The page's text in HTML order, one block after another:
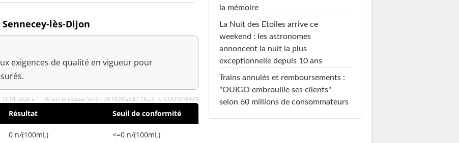
lès-Dijon
exigences de qualité en vigueur pour
01-2026 à 11:40 sur le réseau SIAEP DE NORGE ET TILLE, R. COUTERNON
Résultat Seuil de conformité
0 n/(100mL) <=0 n/(100mL)
la mémoire
La Nuit des Etoiles arrive ce
weekend : les astronomes
annoncent la nuit la plus
exceptionnelle depuis 10 ans
Trains annulés et remboursements :
"OUIGO embrouille ses clients"
selon 60 millions de consommateurs